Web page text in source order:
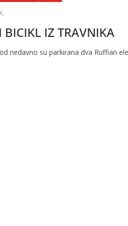
IZ TRAVNIKA
nedavno su parkirana dva Ruffian